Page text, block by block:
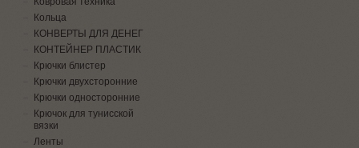
Кольца
КОНВЕРТЫ ДЛЯ ДЕНЕГ
КОНТЕЙНЕР ПЛАСТИК
Крючки блистер
Крючки двухсторонние
Крючки односторонние
Крючок для тунисской
вязки
Ленты